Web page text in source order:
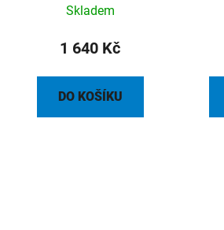
Skladem
1 640 Kč
DO KOŠÍKU